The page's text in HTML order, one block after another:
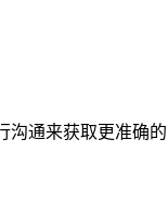
沟通来获取更准确的